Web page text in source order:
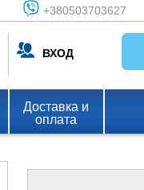
+380503703627
ВХОД
Доставка и
оплата